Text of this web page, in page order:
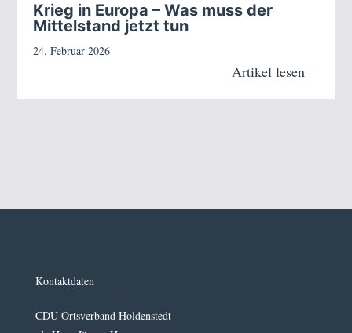
Krieg in Europa – Was muss der
Mittelstand jetzt tun
24. Februar 2026
Artikel lesen
Kontaktdaten
CDU Ortsverband Holdenstedt